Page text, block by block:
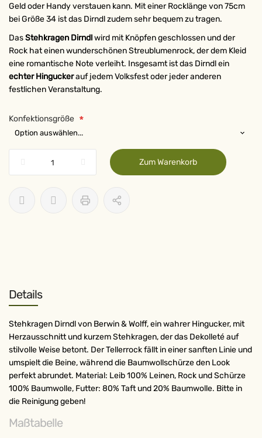
Geld oder Handy verstauen kann. Mit einer Rocklänge von 75cm
bei Größe 34 ist das Dirndl zudem sehr bequem zu tragen.
DasStehkragen Dirndlwird mit Knöpfen geschlossen und der
Rock hat einen wunderschönen Streublumenrock, der dem Kleid
eine romantische Note verleiht. Insgesamt ist das Dirndl ein
echter Hinguckerauf jedem Volksfest oder jeder anderen
festlichen Veranstaltung.
Konfektionsgröße
Zum Warenkorb
Details
Stehkragen Dirndl von Berwin & Wolff, ein wahrer Hingucker, mit
Herzausschnitt und kurzem Stehkragen, der das Dekolleté auf
stilvolle Weise betont. Der Tellerrock fällt in einer sanften Linie und
umspielt die Beine, während die Baumwollschürze den Look
perfekt abrundet. Material: Leib 100% Leinen, Rock und Schürze
100% Baumwolle, Futter: 80% Taft und 20% Baumwolle. Bitte in
die Reinigung geben!
Maßtabelle